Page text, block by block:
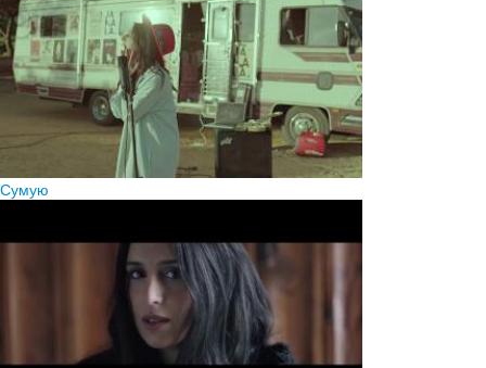
Сумую